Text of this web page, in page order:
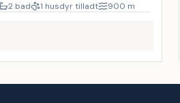
2 bad 1 husdyr tilladt 900 m